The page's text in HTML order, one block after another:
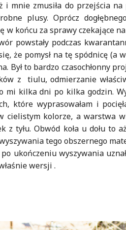
mnie zmusiła do przejścia na
plusy. Oprócz
końcu za sprawy czekające
powstały podczas
że pomysł na tę spódnicę (a
Był to bardzo czasochłonny
z tiulu, odmierzanie
mi kilka dni po kilka godzin.
które wyprasowałam i
cielistym kolorze, a warstwa
z tyłu. Obwód koła u dołu to
tego obszernego
ukończeniu wyszywania
wersji .